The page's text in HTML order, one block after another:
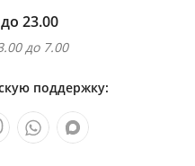
23.00
до 7.00
поддержку: